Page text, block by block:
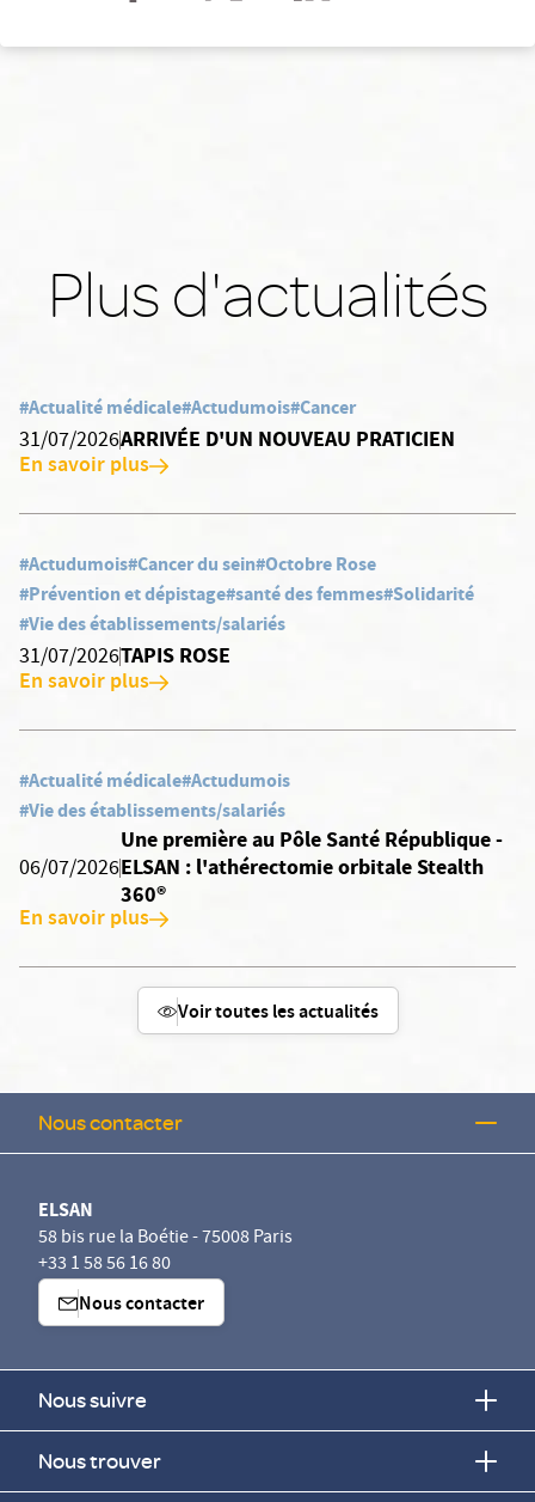
Plus d'actualités
#Actualité médicale#Actudumois#Cancer
31/07/2026ARRIVÉE D'UN NOUVEAU PRATICIEN
En savoir plus
#Actudumois#Cancer du sein#Octobre Rose
#Prévention et dépistage#santé des femmes#Solidarité
#Vie des établissements/salariés
31/07/2026TAPIS ROSE
En savoir plus
#Actualité médicale#Actudumois
#Vie des établissements/salariés
06/07/2026
Une première au Pôle Santé République -
ELSAN : l'athérectomie orbitale Stealth
360®
En savoir plus
Voir toutes les actualités
Nous contacter
ELSAN
58 bis rue la Boétie - 75008 Paris
+33 1 58 56 16 80
Nous contacter
Nous suivre
Nous trouver